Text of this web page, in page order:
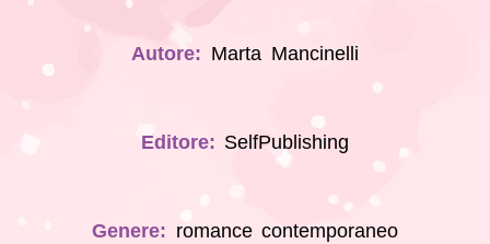
Autore: Marta Mancinelli
Editore: SelfPublishing
Genere: romance contemporaneo